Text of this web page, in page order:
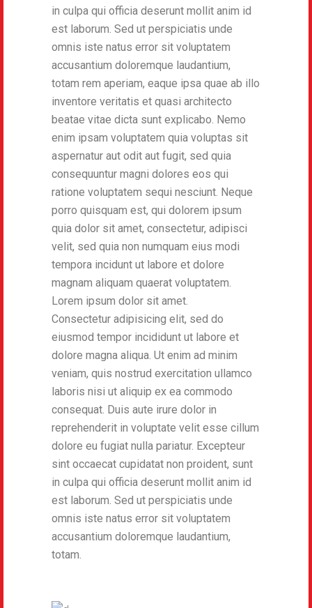
in culpa qui officia deserunt mollit anim id
est laborum. Sed ut perspiciatis unde
omnis iste natus error sit voluptatem
accusantium doloremque laudantium,
totam rem aperiam, eaque ipsa quae ab illo
inventore veritatis et quasi architecto
beatae vitae dicta sunt explicabo. Nemo
enim ipsam voluptatem quia voluptas sit
aspernatur aut odit aut fugit, sed quia
consequuntur magni dolores eos qui
ratione voluptatem sequi nesciunt. Neque
porro quisquam est, qui dolorem ipsum
quia dolor sit amet, consectetur, adipisci
velit, sed quia non numquam eius modi
tempora incidunt ut labore et dolore
magnam aliquam quaerat voluptatem.
Lorem ipsum dolor sit amet.
Consectetur adipisicing elit, sed do
eiusmod tempor incididunt ut labore et
dolore magna aliqua. Ut enim ad minim
veniam, quis nostrud exercitation ullamco
laboris nisi ut aliquip ex ea commodo
consequat. Duis aute irure dolor in
reprehenderit in voluptate velit esse cillum
dolore eu fugiat nulla pariatur. Excepteur
sint occaecat cupidatat non proident, sunt
in culpa qui officia deserunt mollit anim id
est laborum. Sed ut perspiciatis unde
omnis iste natus error sit voluptatem
accusantium doloremque laudantium,
totam.